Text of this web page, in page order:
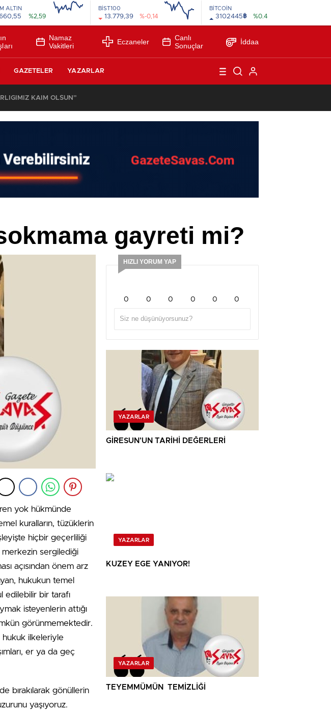
ALTIN
%2,59
BİST100
13.779,39 %-0,14
BİTCOİN
3102445฿ %0.4
Namaz
Vakitleri
Eczaneler
Canlı
Sonuçlar
İddaa
GAZETELER YAZARLAR
BÖLÜK’TEN KRİTİK MASTERCLASS
gayreti mi?
yok hükmünde
kuralların, tüzüklerin
hiçbir geçerliliği
merkezin sergilediği
açısından önem arz
hukukun temel
edilebilir bir tarafı
isteyenlerin attığı
görünmemektedir.
hukuk ilkeleriyle
er ya da geç
bırakılarak gönüllerin
yaşıyoruz.
HIZLI YORUM YAP
0 0 0 0 0 0
YAZARLAR
GİRESUN’UN TARİHİ DEĞERLERİ
YAZARLAR
KUZEY EGE YANIYOR!
YAZARLAR
TEYEMMÜMÜN TEMİZLİĞİ